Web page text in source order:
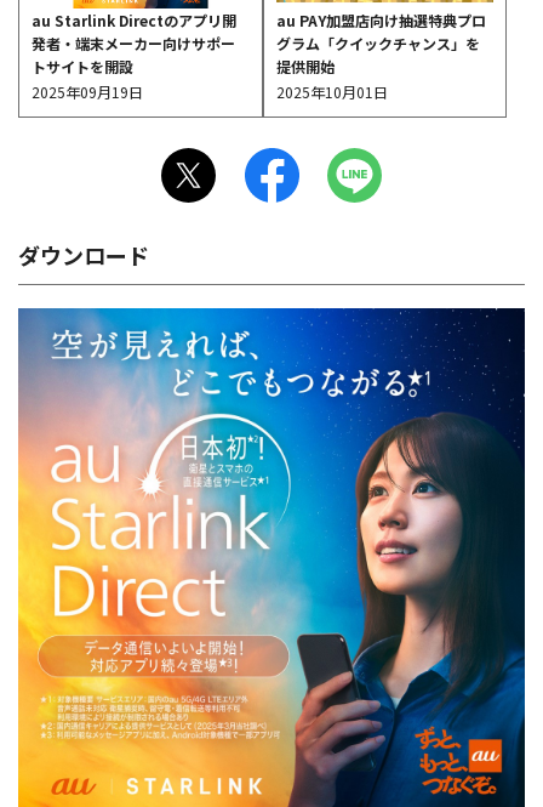
au Starlink Directのアプリ開
発者・端末メーカー向けサポー
トサイトを開設
2025年09月19日
au PAY加盟店向け抽選特典プロ
グラム「クイックチャンス」を
提供開始
2025年10月01日
ダウンロード